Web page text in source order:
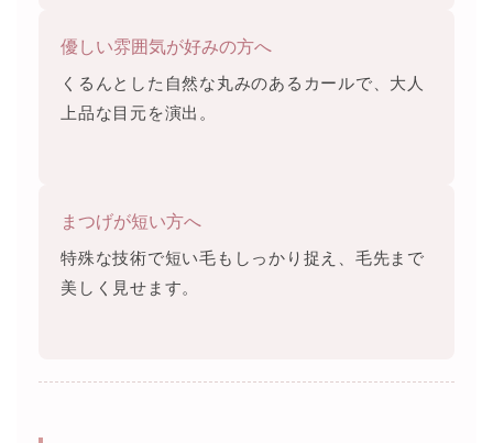
優しい雰囲気が好みの方へ
くるんとした自然な丸みのあるカールで、大人
上品な目元を演出。
まつげが短い方へ
特殊な技術で短い毛もしっかり捉え、毛先まで
美しく見せます。